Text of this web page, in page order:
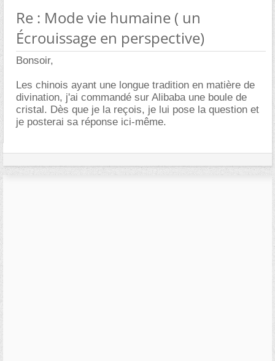
Re : Mode vie humaine ( un
Écrouissage en perspective)
Bonsoir,
Les chinois ayant une longue tradition en matière de
divination, j'ai commandé sur Alibaba une boule de
cristal. Dès que je la reçois, je lui pose la question et
je posterai sa réponse ici-même.